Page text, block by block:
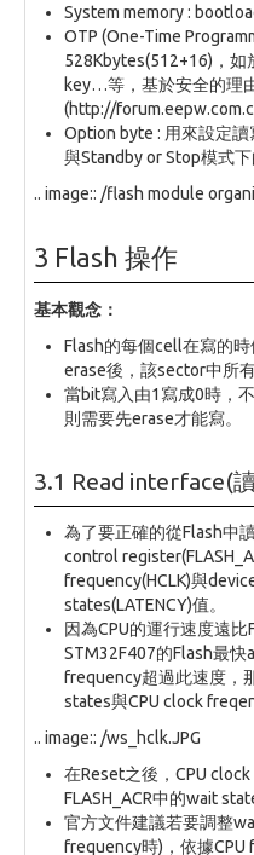
System memory :
OTP (One-Time
528Kbytes(512+16)，如
key…等，基於安全的理
(http://
Option byte : 用來設定
與Standby or Stop模式
.. image:: /flash module
3 Flash 操作
基本觀念：
Flash的每個cell在寫的
erase後，該sector中所
當bit寫入由1寫成0時，
則需要先erase才能寫。
3.1 Read interface(
為了要正確的從Flash中
control
frequency(HCLK)與
states(LATENCY)值。
因為CPU的運行速度遠比
STM32F407的Flash最快
frequency超過此速度，
states與CPU clock
.. image:: /ws_hclk.JPG
在Reset之後，CPU
FLASH_ACR中的wait
官方文件建議若要調整
frequency時)，依據